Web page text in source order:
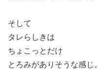
そして
タレらしきは
ちょこっとだけ
とろみがありそうな感じ。